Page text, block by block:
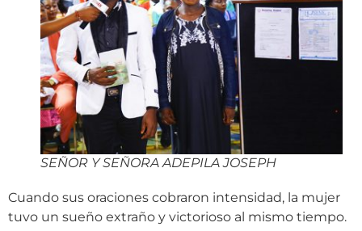
SEÑOR Y SEÑORA ADEPILA JOSEPH
Cuando sus oraciones cobraron intensidad, la mujer
tuvo un sueño extraño y victorioso al mismo tiempo.